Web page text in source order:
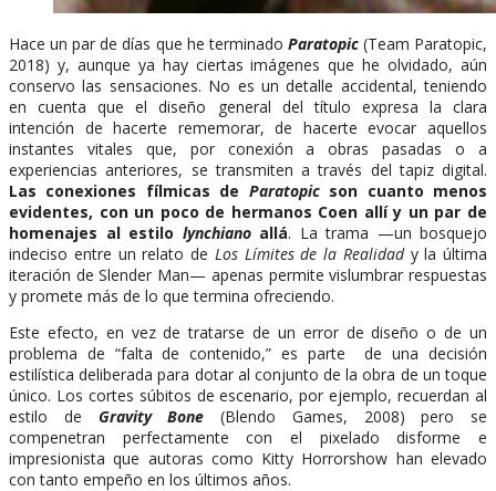
Hace un par de días que he terminado Paratopic (Team Paratopic,
2018) y, aunque ya hay ciertas imágenes que he olvidado, aún
conservo las sensaciones. No es un detalle accidental, teniendo
en cuenta que el diseño general del título expresa la clara
intención de hacerte rememorar, de hacerte evocar aquellos
instantes vitales que, por conexión a obras pasadas o a
experiencias anteriores, se transmiten a través del tapiz digital.
Las conexiones fílmicas de Paratopicson cuanto menos
evidentes, con un poco de hermanos Coen allí y un par de
homenajes al estilo lynchianoallá. La trama —un bosquejo
indeciso entre un relato de Los Límites de la Realidad y la última
iteración de Slender Man— apenas permite vislumbrar respuestas
y promete más de lo que termina ofreciendo.
Este efecto, en vez de tratarse de un error de diseño o de un
problema de “falta de contenido,” es parte de una decisión
estilística deliberada para dotar al conjunto de la obra de un toque
único. Los cortes súbitos de escenario, por ejemplo, recuerdan al
estilo de Gravity Bone (Blendo Games, 2008) pero se
compenetran perfectamente con el pixelado disforme e
impresionista que autoras como Kitty Horrorshow han elevado
con tanto empeño en los últimos años.